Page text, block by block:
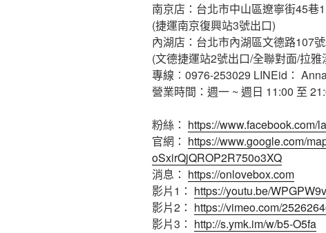
南京店：台北市中山區遼寧街45巷
(捷運南京復興站3號出口)
內湖店：台北市內湖區文德路107
(文德捷運站2號出口/全聯對面/拉雅
專線︰0976-253029 LINEid：
營業時間：週一 ~ 週日 11:00 至
粉絲： https://www.facebook.com/
官網： https://www.google.com/
oSxirQjQROP2R750o3XQ
消息： https://onlovebox.com
影片1： https://youtu.be/
影片2： https://vimeo.com/
影片3： http://s.ymk.im/w/b5-O5fa